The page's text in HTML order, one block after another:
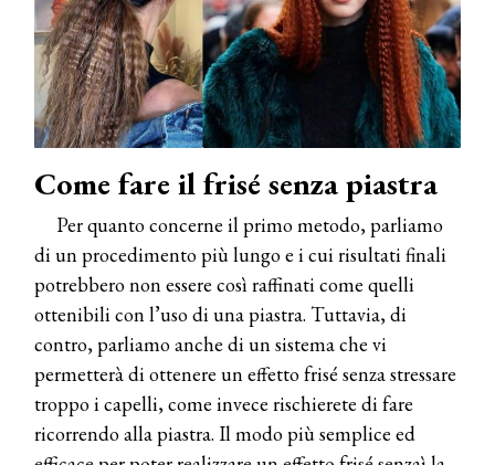
Come fare il frisé senza piastra
Per quanto concerne il primo metodo, parliamo
di un procedimento più lungo e i cui risultati finali
potrebbero non essere così raffinati come quelli
ottenibili con l’uso di una piastra. Tuttavia, di
contro, parliamo anche di un sistema che vi
permetterà di ottenere un effetto frisé senza stressare
troppo i capelli, come invece rischierete di fare
ricorrendo alla piastra. Il modo più semplice ed